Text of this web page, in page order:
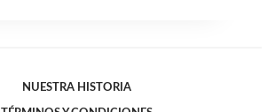
NUESTRA HISTORIA